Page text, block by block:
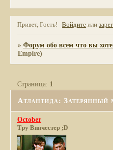
Привет, Гость! Войдите или
»Форум обо всем что вы
Empire)
Атлантида:
Страница: 1
October
Тру Винчестер ;D